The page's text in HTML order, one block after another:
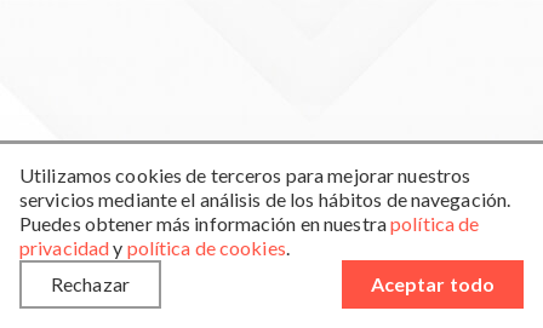
Privacy Policy Cookie PolicyTerms of useBlog
View in spanish
Web desarrollada por
Insomnia Comunicación
Utilizamos cookies de terceros para mejorar nuestros
servicios mediante el análisis de los hábitos de navegación.
Puedes obtener más información en nuestrapolítica de
privacidady política de cookies.
Rechazar
Aceptar todo